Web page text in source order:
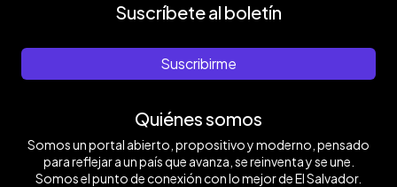
Suscríbete al boletín
Suscribirme
Quiénes somos
Somos un portal abierto, propositivo y moderno, pensado
para reflejar a un país que avanza, se reinventa y se une.
Somos el punto de conexión con lo mejor de El Salvador.